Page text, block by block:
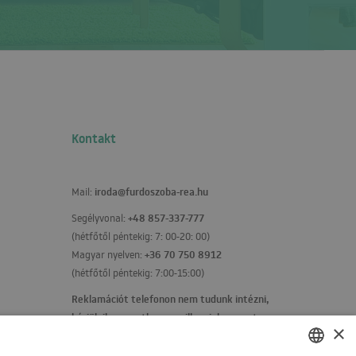
Kontakt
Mail: iroda@furdoszoba-rea.hu
Segélyvonal: +48 857-337-777
(hétfőtől péntekig: 7: 00-20: 00)
Magyar nyelven: +36 70 750 8912
(hétfőtől péntekig: 7:00-15:00)
Reklamációt telefonon nem tudunk intézni,
kérjük ilyen esetben emailben jelezze ezt
×